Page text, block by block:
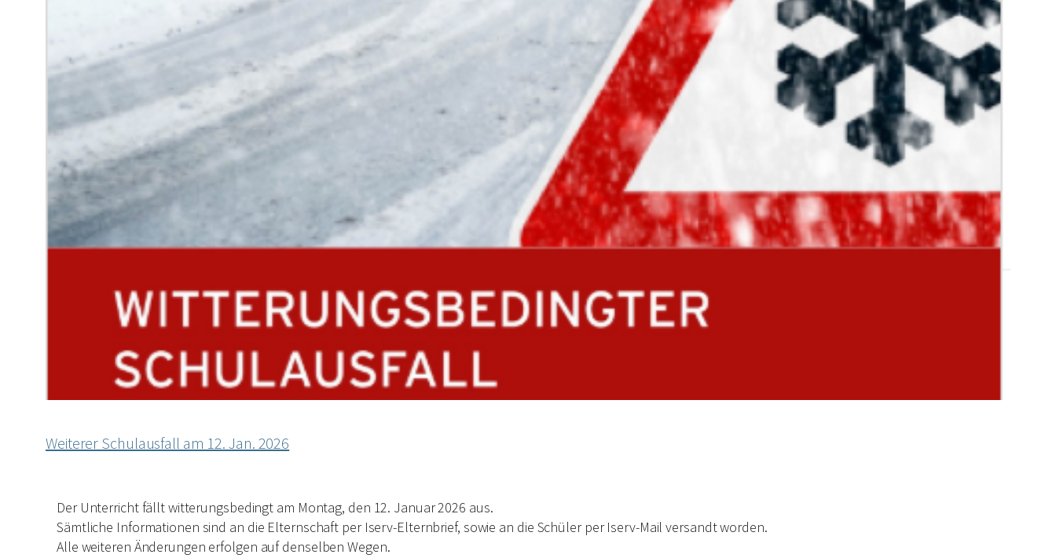
Weiterer Schulausfall am 12. Jan. 2026
Der Unterricht fällt witterungsbedingt am Montag, den 12. Januar 2026 aus.
Sämtliche Informationen sind an die Elternschaft per Iserv-Elternbrief, sowie an die Schüler per Iserv-Mail versandt worden.
Alle weiteren Änderungen erfolgen auf denselben Wegen.